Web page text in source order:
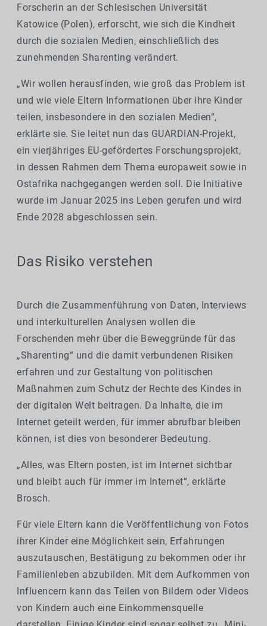
Forscherin an der Schlesischen Universität
Katowice (Polen), erforscht, wie sich die Kindheit
durch die sozialen Medien, einschließlich des
zunehmenden Sharenting verändert.
„Wir wollen herausfinden, wie groß das Problem ist
und wie viele Eltern Informationen über ihre Kinder
teilen, insbesondere in den sozialen Medien“,
erklärte sie. Sie leitet nun das GUARDIAN-Projekt,
ein vierjähriges EU-gefördertes Forschungsprojekt,
in dessen Rahmen dem Thema europaweit sowie in
Ostafrika nachgegangen werden soll. Die Initiative
wurde im Januar 2025 ins Leben gerufen und wird
Ende 2028 abgeschlossen sein.
Das Risiko verstehen
Durch die Zusammenführung von Daten, Interviews
und interkulturellen Analysen wollen die
Forschenden mehr über die Beweggründe für das
„Sharenting“ und die damit verbundenen Risiken
erfahren und zur Gestaltung von politischen
Maßnahmen zum Schutz der Rechte des Kindes in
der digitalen Welt beitragen. Da Inhalte, die im
Internet geteilt werden, für immer abrufbar bleiben
können, ist dies von besonderer Bedeutung.
„Alles, was Eltern posten, ist im Internet sichtbar
und bleibt auch für immer im Internet“, erklärte
Brosch.
Für viele Eltern kann die Veröffentlichung von Fotos
ihrer Kinder eine Möglichkeit sein, Erfahrungen
auszutauschen, Bestätigung zu bekommen oder ihr
Familienleben abzubilden. Mit dem Aufkommen von
Influencern kann das Teilen von Bildern oder Videos
von Kindern auch eine Einkommensquelle